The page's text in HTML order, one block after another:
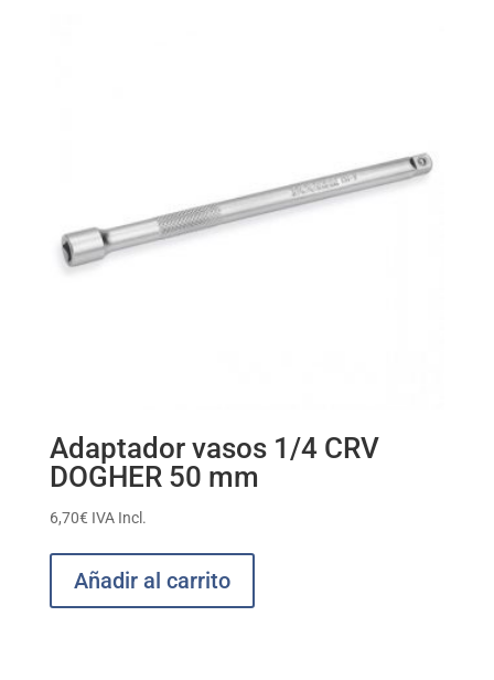
Adaptador vasos 1/4 CRV
DOGHER 50 mm
6,70€ IVA Incl.
Añadir al carrito